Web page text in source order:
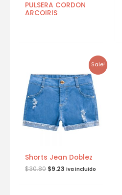
PULSERA CORDON
ARCOIRIS
Sale!
Shorts Jean Doblez
$30.80 $9.23 Iva incluido